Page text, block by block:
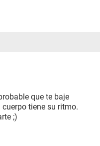
que te baje
tiene su ritmo.
;)